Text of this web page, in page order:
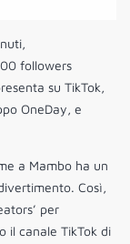
followers
su TikTok,
OneDay, e
a Mambo ha un
Così,
per
il canale TikTok di